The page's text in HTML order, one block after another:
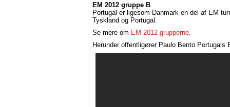
EM 2012 gruppe B
Portugal er ligesom Danmark en del af EM
Tyskland og Portugal.
Se mere om EM 2012 grupperne.
Herunder offentligører Paulo Bento Portugals